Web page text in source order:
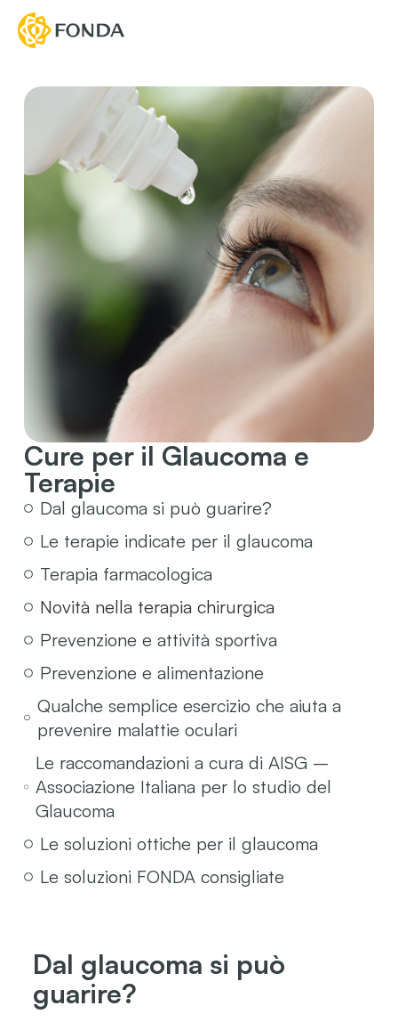
Cure per il Glaucoma e
Terapie
Dal glaucoma si può guarire?
Le terapie indicate per il glaucoma
Terapia farmacologica
Novità nella terapia chirurgica
Prevenzione e attività sportiva
Prevenzione e alimentazione
Qualche semplice esercizio che aiuta a
prevenire malattie oculari
Le raccomandazioni a cura di AISG –
Associazione Italiana per lo studio del
Glaucoma
Le soluzioni ottiche per il glaucoma
Le soluzioni FONDA consigliate
Dal glaucoma si può
guarire?